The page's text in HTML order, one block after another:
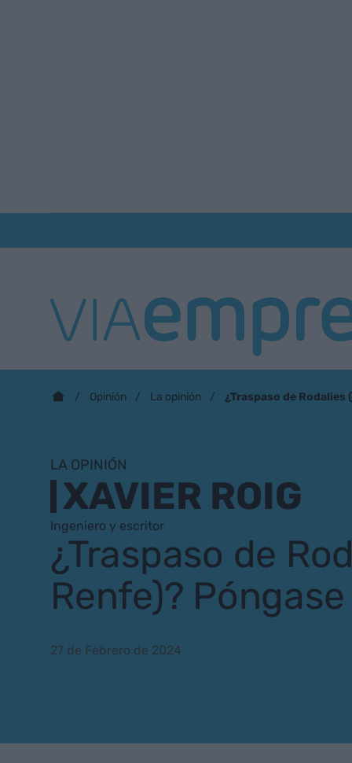
Opinión La opinión ¿Traspaso de Rodalies
LA OPINIÓN
XAVIER ROIG
Ingeniero y escritor
¿Traspaso de
Renfe)?
27 de Febrero de 2024